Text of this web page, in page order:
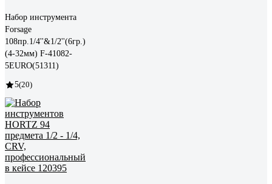
Набор инструмента
Forsage
108пр.1/4''&1/2''(6гр.)
(4-32мм) F-41082-
5EURO(51311)
5(20)